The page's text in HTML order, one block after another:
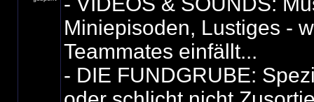
Miniepisoden, Lustiges -
Teammates einfällt...
- DIE FUNDGRUBE: